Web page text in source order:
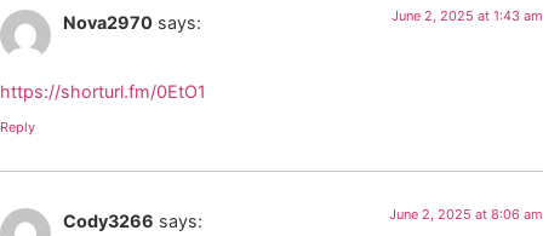
Nova2970 says: June 2, 2025 at 1:43 am
https://shorturl.fm/0EtO1
Reply
Cody3266 says: June 2, 2025 at 8:06 am